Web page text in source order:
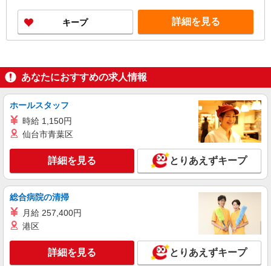
キープ 詳細を見る
あなたにおすすめの求人情報
ホールスタッフ
時給 1,150円
仙台市青葉区
詳細を見る とりあえずキープ
総合病院の清掃
月給 257,400円
港区
詳細を見る とりあえずキープ